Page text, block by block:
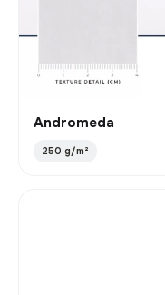
Andromeda
250 g/m²